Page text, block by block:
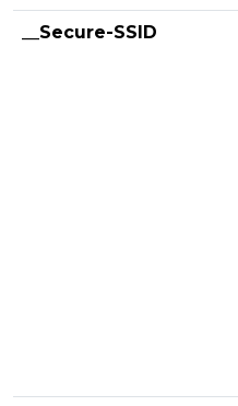
__Secure-SSID